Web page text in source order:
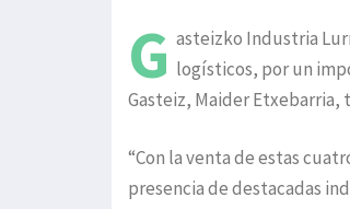
G asteizko Industria
logísticos, por un
Gasteiz, Maider Etxebarria,
“Con la venta de estas
presencia de destacadas